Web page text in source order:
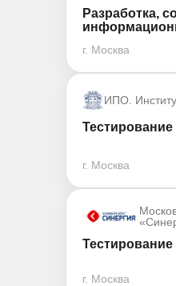
Разработка,
г. Москва
ИПО.
Тестирование
г. Москва
Тестирование
г. Москва